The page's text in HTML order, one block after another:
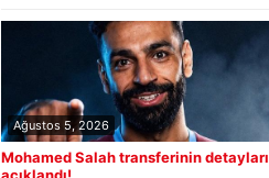
Ağustos 5, 2026
Mohamed Salah transferinin detayları